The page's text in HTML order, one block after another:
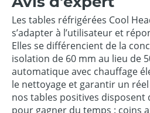
Les tables réfrigérées Cool
s’adapter à l’utilisateur et
Elles se différencient de la
isolation de 60 mm au lieu de
automatique avec chauffage
le nettoyage et garantir un
nos tables positives disposent
pour gagner du temps : coins